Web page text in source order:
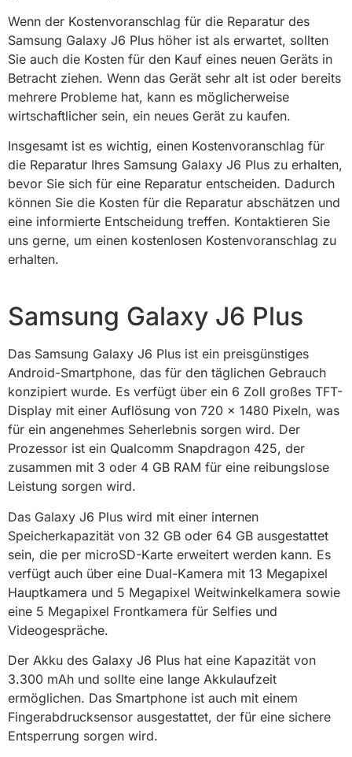
Wenn der Kostenvoranschlag für die Reparatur des
Samsung Galaxy J6 Plus höher ist als erwartet, sollten
Sie auch die Kosten für den Kauf eines neuen Geräts in
Betracht ziehen. Wenn das Gerät sehr alt ist oder bereits
mehrere Probleme hat, kann es möglicherweise
wirtschaftlicher sein, ein neues Gerät zu kaufen.
Insgesamt ist es wichtig, einen Kostenvoranschlag für
die Reparatur Ihres Samsung Galaxy J6 Plus zu erhalten,
bevor Sie sich für eine Reparatur entscheiden. Dadurch
können Sie die Kosten für die Reparatur abschätzen und
eine informierte Entscheidung treffen. Kontaktieren Sie
uns gerne, um einen kostenlosen Kostenvoranschlag zu
erhalten.
Samsung Galaxy J6 Plus
Das Samsung Galaxy J6 Plus ist ein preisgünstiges
Android-Smartphone, das für den täglichen Gebrauch
konzipiert wurde. Es verfügt über ein 6 Zoll großes TFT-
Display mit einer Auflösung von 720 x 1480 Pixeln, was
für ein angenehmes Seherlebnis sorgen wird. Der
Prozessor ist ein Qualcomm Snapdragon 425, der
zusammen mit 3 oder 4 GB RAM für eine reibungslose
Leistung sorgen wird.
Das Galaxy J6 Plus wird mit einer internen
Speicherkapazität von 32 GB oder 64 GB ausgestattet
sein, die per microSD-Karte erweitert werden kann. Es
verfügt auch über eine Dual-Kamera mit 13 Megapixel
Hauptkamera und 5 Megapixel Weitwinkelkamera sowie
eine 5 Megapixel Frontkamera für Selfies und
Videogespräche.
Der Akku des Galaxy J6 Plus hat eine Kapazität von
3.300 mAh und sollte eine lange Akkulaufzeit
ermöglichen. Das Smartphone ist auch mit einem
Fingerabdrucksensor ausgestattet, der für eine sichere
Entsperrung sorgen wird.